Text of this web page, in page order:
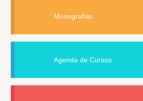
Monografias
Agenda de Cursos